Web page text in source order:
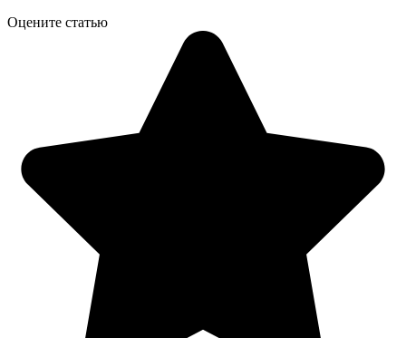
Оцените статью